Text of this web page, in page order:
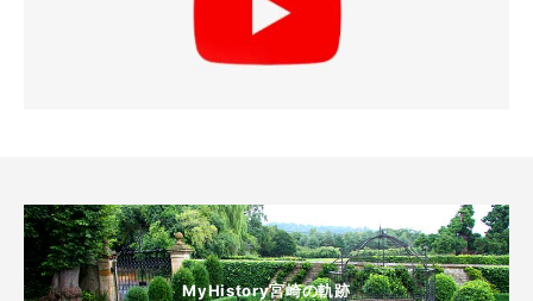
MyHistory宮崎の軌跡